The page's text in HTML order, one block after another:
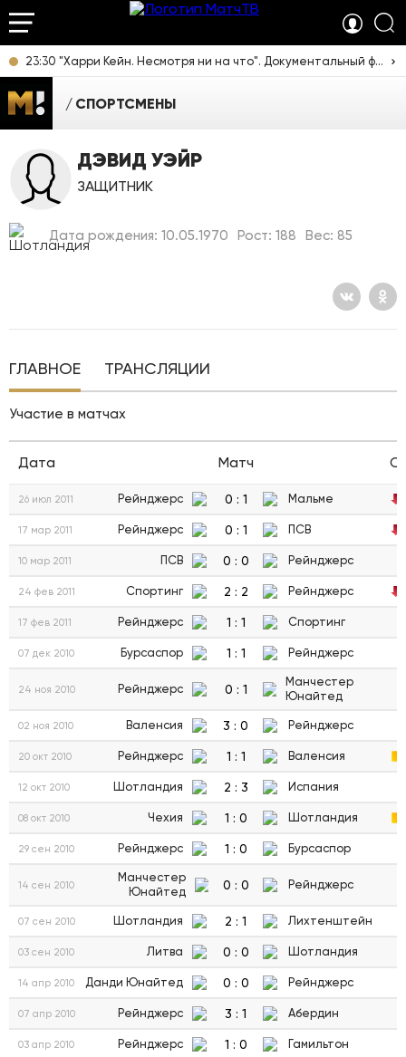
23:30 "Харри Кейн. Несмотря ни на что". Документальный фильм [12+]
СПОРТСМЕНЫ
ДЭВИД УЭЙР
ЗАЩИТНИК
Дата рождения: 10.05.1970 Рост: 188 Вес: 85
ГЛАВНОЕ ТРАНСЛЯЦИИ
Участие в матчах
Дата Матч
26 июл 2011 Рейнджерс 0 : 1 Мальме
17 мар 2011 Рейнджерс 0 : 1 ПСВ
10 мар 2011 ПСВ 0 : 0 Рейнджерс
24 фев 2011 Спортинг 2 : 2 Рейнджерс
17 фев 2011 Рейнджерс 1 : 1 Спортинг
07 дек 2010 Бурсаспор 1 : 1 Рейнджерс
24 ноя 2010 Рейнджерс 0 : 1
Манчестер
Юнайтед
02 ноя 2010 Валенсия 3 : 0 Рейнджерс
20 окт 2010 Рейнджерс 1 : 1 Валенсия
12 окт 2010 Шотландия 2 : 3 Испания
08 окт 2010 Чехия 1 : 0 Шотландия
29 сен 2010 Рейнджерс 1 : 0 Бурсаспор
14 сен 2010
Манчестер
Юнайтед
0 : 0 Рейнджерс
07 сен 2010 Шотландия 2 : 1 Лихтенштейн
03 сен 2010 Литва 0 : 0 Шотландия
14 апр 2010 Данди Юнайтед 0 : 0 Рейнджерс
07 апр 2010 Рейнджерс 3 : 1 Абердин
03 апр 2010 Рейнджерс 1 : 0 Гамильтон